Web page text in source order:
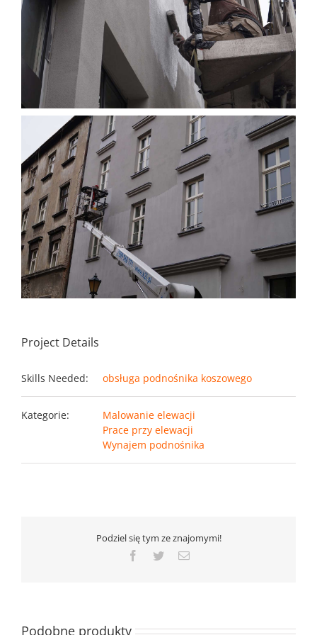
Project Details
Skills Needed: obsługa podnośnika koszowego
Kategorie:
Malowanie elewacji
Prace przy elewacji
Wynajem podnośnika
Podziel się tym ze znajomymi!
Facebook
TwitterEmail
Podobne produkty